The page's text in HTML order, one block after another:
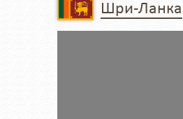
Шри-Ланка